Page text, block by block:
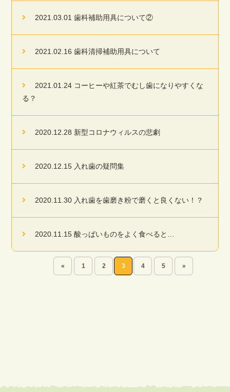
2021.03.01 歯科補助用具について②
2021.02.16 歯科清掃補助用具について
2021.01.24 コーヒーや紅茶でむし歯になりやすくな
る？
2020.12.28 新型コロナウィルスの悲劇
2020.12.15 入れ歯の疑問集
2020.11.30 入れ歯を歯磨き粉で磨くと良くない！？
2020.11.15 酸っぱいものをよく食べると…
« 1 2 3 4 5 »